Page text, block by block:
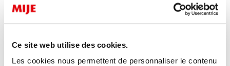
Ce site web utilise des cookies.
Les cookies nous permettent de personnaliser le contenu
Témoignages d’enseignants
Auberges de jeunesse
Tarifs Groupes
Réservation Groupes